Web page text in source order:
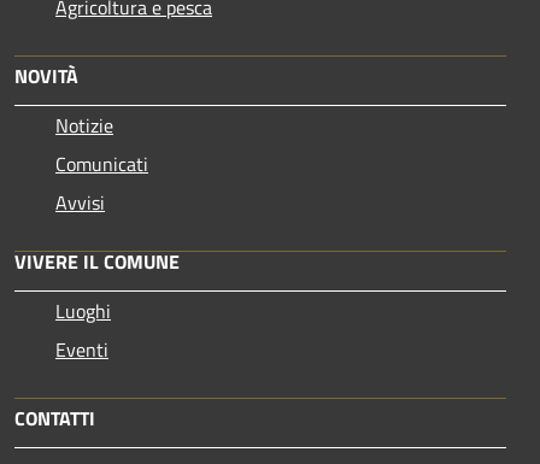
Agricoltura e pesca
NOVITÀ
Notizie
Comunicati
Avvisi
VIVERE IL COMUNE
Luoghi
Eventi
CONTATTI